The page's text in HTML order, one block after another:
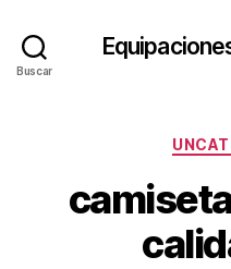
Buscar